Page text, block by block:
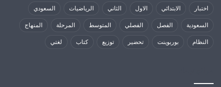
اختبار الابتدائي الاول الثاني الرياضيات السعودي
السعودية الفصل الفصلي المتوسط المرحلة المنهاج
النظام بوربوينت تحضير توزيع كتاب لغتي